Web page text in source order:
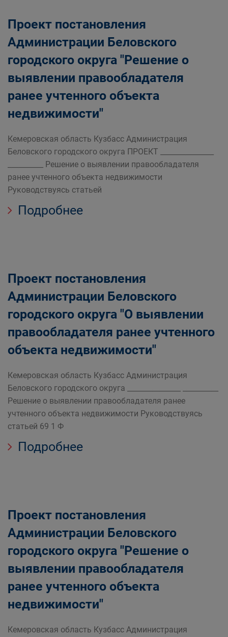
Проект постановления
Администрации Беловского
городского округа "Решение о
выявлении правообладателя
ранее учтенного объекта
недвижимости"
Кемеровская область Кузбасс Администрация
Беловского городского округа ПРОЕКТ _______________
__________ Решение о выявлении правообладателя
ранее учтенного объекта недвижимости
Руководствуясь статьей
Подробнее
Проект постановления
Администрации Беловского
городского округа "О выявлении
правообладателя ранее учтенного
объекта недвижимости"
Кемеровская область Кузбасс Администрация
Беловского городского округа _______________ __________
Решение о выявлении правообладателя ранее
учтенного объекта недвижимости Руководствуясь
статьей 69 1 Ф
Подробнее
Проект постановления
Администрации Беловского
городского округа "Решение о
выявлении правообладателя
ранее учтенного объекта
недвижимости"
Кемеровская область Кузбасс Администрация